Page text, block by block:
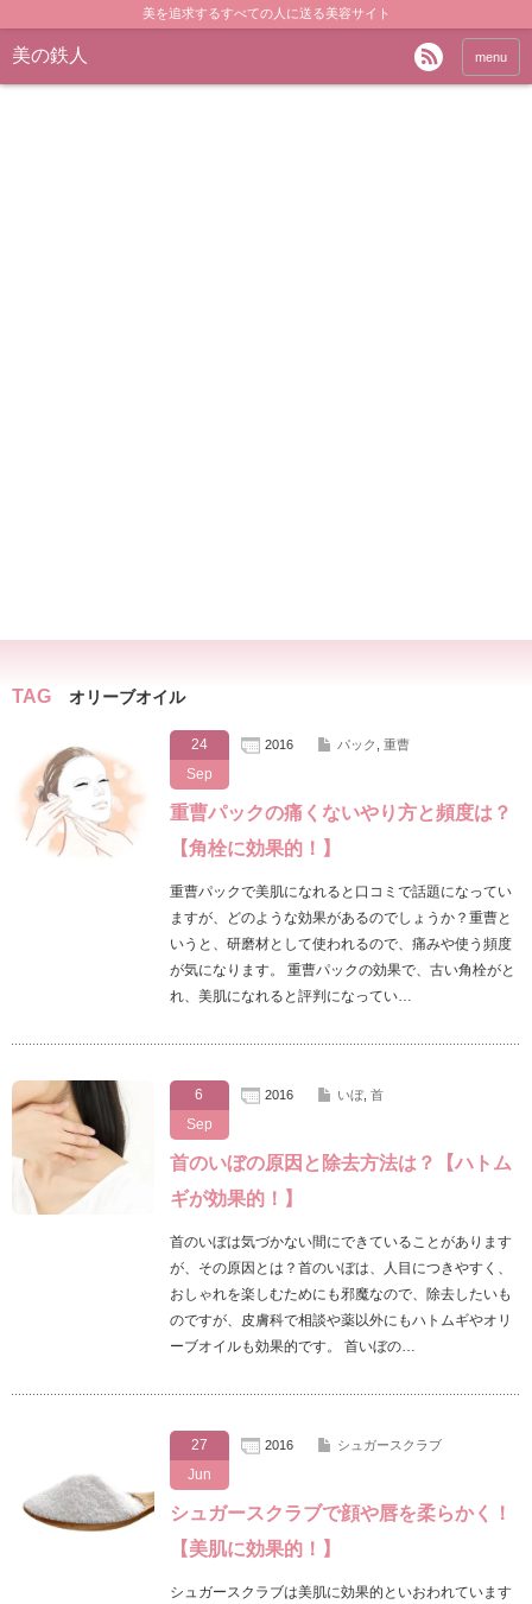
美を追求するすべての人に送る美容サイト
美の鉄人 menu
TAG オリーブオイル
24
Sep
2016 パック 重曹
重曹パックの痛くないやり方と頻度は？
【角栓に効果的！】
重曹パックで美肌になれると口コミで話題になってい
ますが、どのような効果があるのでしょうか？重曹と
いうと、研磨材として使われるので、痛みや使う頻度
が気になります。 重曹パックの効果で、古い角栓がと
れ、美肌になれると評判になってい…
6
Sep
2016 いぼ, 首
首のいぼの原因と除去方法は？【ハトム
ギが効果的！】
首のいぼは気づかない間にできていることがあります
が、その原因とは？首のいぼは、人目につきやすく、
おしゃれを楽しむためにも邪魔なので、除去したいも
のですが、皮膚科で相談や薬以外にもハトムギやオリ
ーブオイルも効果的です。 首いぼの…
27
Jun
2016 シュガースクラブ
シュガースクラブで顔や唇を柔らかく！
【美肌に効果的！】
シュガースクラブは美肌に効果的といおわれています